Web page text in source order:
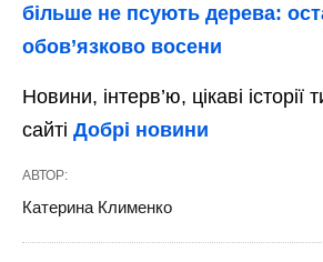
більше не псують дерева:
обов’язково восени
Новини, інтерв’ю, цікаві
сайті Добрі новини
АВТОР:
Катерина Клименко